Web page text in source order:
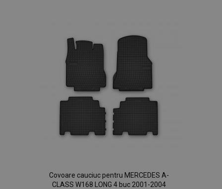
Covoare cauciuc pentru MERCEDES A-
CLASS W168 LONG 4 buc 2001-2004